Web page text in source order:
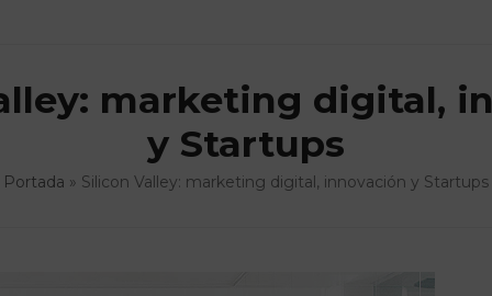
marketing digital,
y Startups
Portada » Silicon Valley: marketing digital, innovación y Startups